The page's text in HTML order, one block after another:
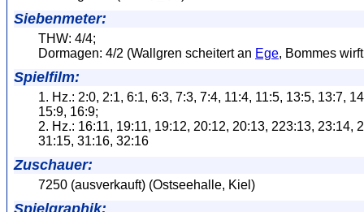
Siebenmeter:
THW: 4/4;
Dormagen: 4/2 (Wallgren scheitert an Ege, Bommes
Spielfilm:
1. Hz.: 2:0, 2:1, 6:1, 6:3, 7:3, 7:4, 11:4, 11:5, 13:5, 13:7,
15:9, 16:9;
2. Hz.: 16:11, 19:11, 19:12, 20:12, 20:13, 223:13, 23:14,
31:15, 31:16, 32:16
Zuschauer:
7250 (ausverkauft) (Ostseehalle, Kiel)
Spielgraphik: